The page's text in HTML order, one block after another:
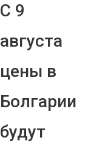
С 9
августа
цены в
Болгарии
будут